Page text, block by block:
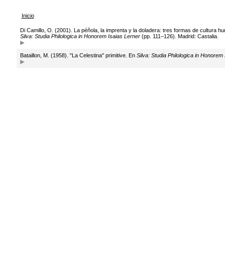
Inicio
Di Camillo, O. (2001). La péñola, la imprenta y la doladera: tres formas de cultura
Silva: Studia Philologica in Honorem Isaias Lerner(pp. 111–126). Madrid: Castalia.
Bataillon, M. (1958). "La Celestina" primitive. En Silva: Studia Philologica in